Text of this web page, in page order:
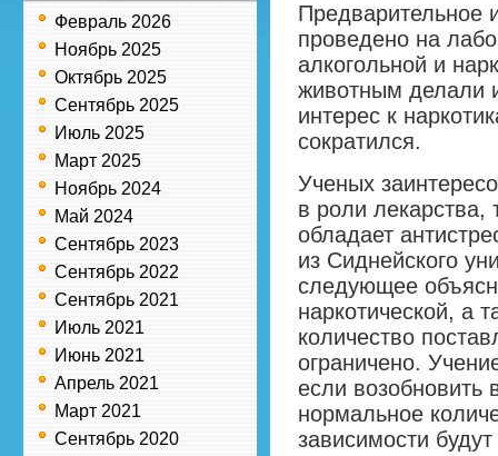
Февраль 2026
Ноябрь 2025
Октябрь 2025
Сентябрь 2025
Июль 2025
Март 2025
Ноябрь 2024
Май 2024
Сентябрь 2023
Сентябрь 2022
Сентябрь 2021
Июль 2021
Июнь 2021
Апрель 2021
Март 2021
Сентябрь 2020
Предварительное
проведено на
алкогольной и
животным делали
интерес к
сократился.
Ученых
в роли лекарства,
обладает
из Сиднейского
следующее
наркотической, а
количество
ограничено.
если возобновить
нормальное
зависимости